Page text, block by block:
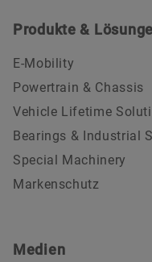
Produkte &
E-Mobility
Powertrain & Chassis
Vehicle Lifetime
Bearings & Industrial
Special Machinery
Markenschutz
Medien